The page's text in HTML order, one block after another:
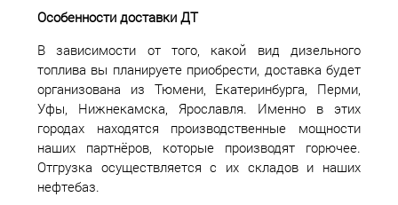
Особенности доставки ДТ
В зависимости от того, какой вид дизельного
топлива вы планируете приобрести, доставка будет
организована из Тюмени, Екатеринбурга, Перми,
Уфы, Нижнекамска, Ярославля. Именно в этих
городах находятся производственные мощности
наших партнёров, которые производят горючее.
Отгрузка осуществляется с их складов и наших
нефтебаз.